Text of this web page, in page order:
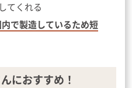
してくれる
内で製造しているため短
におすすめ！